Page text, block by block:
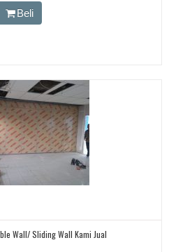
SUARA UNTUK RUANG KELAS KAMPUS
Beli
Wall/ Sliding Wall Kami Jual